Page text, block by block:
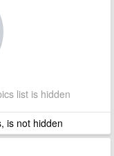
list is hidden
is not hidden